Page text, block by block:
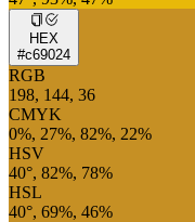
HEX
#c69024
RGB
198, 144, 36
CMYK
0%, 27%, 82%, 22%
HSV
40°, 82%, 78%
HSL
40°, 69%, 46%